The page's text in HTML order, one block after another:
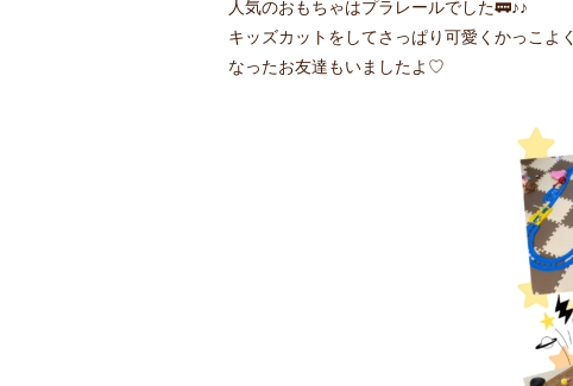
人気のおもちゃはプラレールでした🚃♪♪
キッズカットをしてさっぱり可愛くかっこよく
なったお友達もいましたよ♡